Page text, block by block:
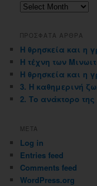
Αρχειοθηκη
ΠΡΟΣΦΑΤΑ ΑΡΘΡΑ
Η θρησκεία και η
Η τέχνη των
Η θρησκεία και η
3. Η καθημερινή
2. Το ανάκτορο
META
Log in
Entries feed
Comments feed
WordPress.org